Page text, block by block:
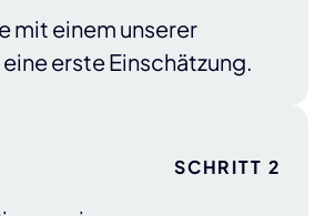
mit einem unserer
erste Einschätzung.
SCHRITT 2